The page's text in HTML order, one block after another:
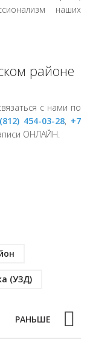
наших
районе
с нами по
454-03-28, +7
ОНЛАЙН.
(УЗД)
РАНЬШЕ